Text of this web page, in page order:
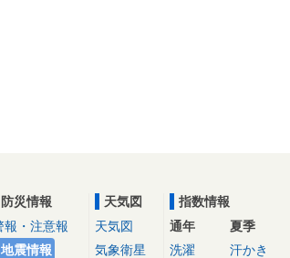
防災情報
報・注意報
地震情報
天気図
天気図
気象衛星
指数情報
通年
洗濯
夏季
汗かき